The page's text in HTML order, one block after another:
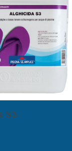
S3